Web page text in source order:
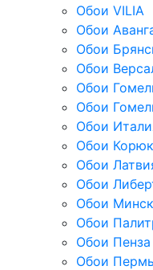
Обои VILIA
Обои
Обои
Обои
Обои
Обои
Обои
Обои
Обои
Обои
Обои Минск
Обои
Обои Пенза
Обои Пермь